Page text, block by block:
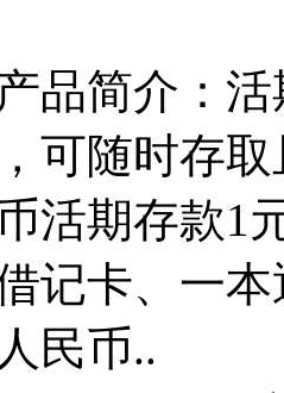
品简介：
可随时存
活期存款1
记卡、一
民币..